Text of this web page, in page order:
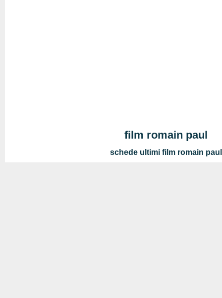
film romain paul
schede ultimi film romain paul